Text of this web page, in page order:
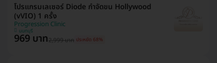
โปรแกรมเลเซอร์ Diode กำจัดขน Hollywood
(vVIO) 1 ครั้ง
Progression Clinic
นนทบุรี
969 บาท2,999 บาท ประหยัด 68%